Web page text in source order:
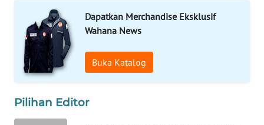
Dapatkan Merchandise Eksklusif
Wahana News
Buka Katalog
Pilihan Editor
WAHANANEWS
CO ID
WAHANANEWS
NET
WAHANA